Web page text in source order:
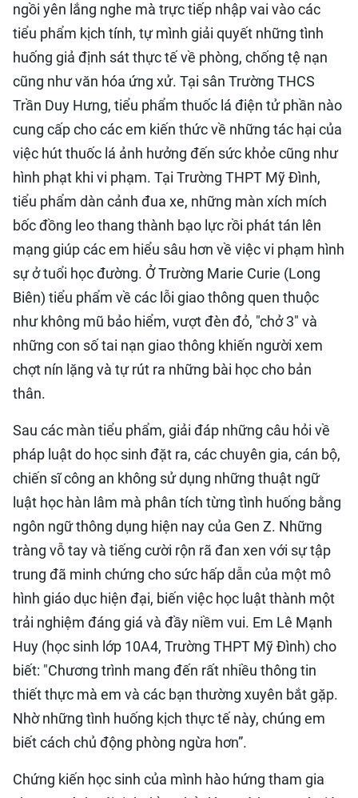
ngồi yên lắng nghe mà trực tiếp nhập vai vào các
tiểu phẩm kịch tính, tự mình giải quyết những tình
huống giả định sát thực tế về phòng, chống tệ nạn
cũng như văn hóa ứng xử. Tại sân Trường THCS
Trần Duy Hưng, tiểu phẩm thuốc lá điện tử phần nào
cung cấp cho các em kiến thức về những tác hại của
việc hút thuốc lá ảnh hưởng đến sức khỏe cũng như
hình phạt khi vi phạm. Tại Trường THPT Mỹ Đình,
tiểu phẩm dàn cảnh đua xe, những màn xích mích
bốc đồng leo thang thành bạo lực rồi phát tán lên
mạng giúp các em hiểu sâu hơn về việc vi phạm hình
sự ở tuổi học đường. Ở Trường Marie Curie (Long
Biên) tiểu phẩm về các lỗi giao thông quen thuộc
như không mũ bảo hiểm, vượt đèn đỏ, "chở 3" và
những con số tai nạn giao thông khiến người xem
chợt nín lặng và tự rút ra những bài học cho bản
thân.
Sau các màn tiểu phẩm, giải đáp những câu hỏi về
pháp luật do học sinh đặt ra, các chuyên gia, cán bộ,
chiến sĩ công an không sử dụng những thuật ngữ
luật học hàn lâm mà phân tích từng tình huống bằng
ngôn ngữ thông dụng hiện nay của Gen Z. Những
tràng vỗ tay và tiếng cười rộn rã đan xen với sự tập
trung đã minh chứng cho sức hấp dẫn của một mô
hình giáo dục hiện đại, biến việc học luật thành một
trải nghiệm đáng giá và đầy niềm vui. Em Lê Mạnh
Huy (học sinh lớp 10A4, Trường THPT Mỹ Đình) cho
biết: "Chương trình mang đến rất nhiều thông tin
thiết thực mà em và các bạn thường xuyên bắt gặp.
Nhờ những tình huống kịch thực tế này, chúng em
biết cách chủ động phòng ngừa hơn”.
Chứng kiến học sinh của mình hào hứng tham gia